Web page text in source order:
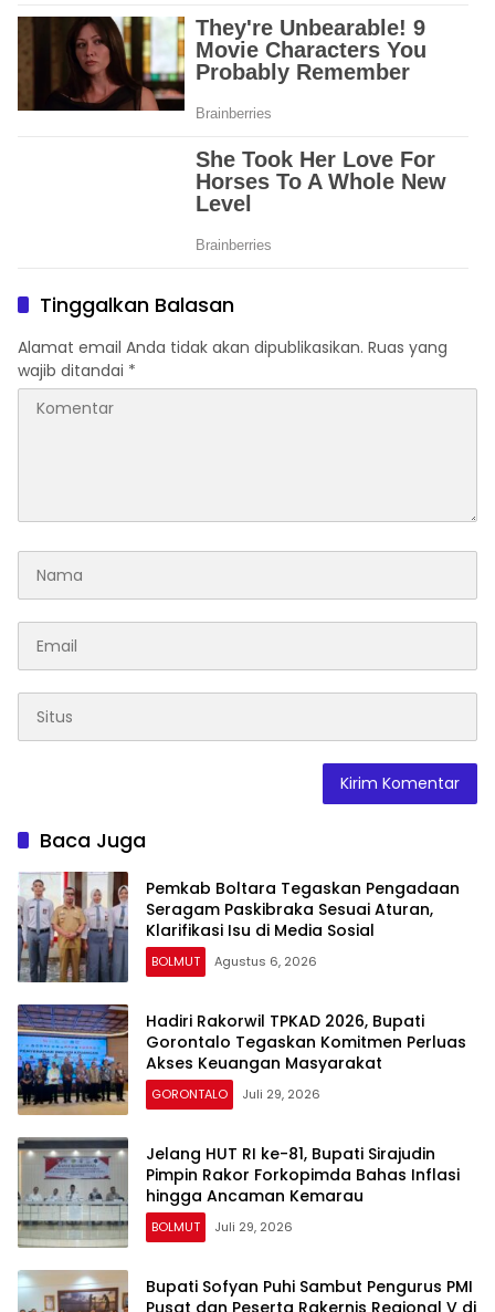
Tinggalkan Balasan
Alamat email Anda tidak akan dipublikasikan. Ruas yang
wajib ditandai *
Baca Juga
Pemkab Boltara Tegaskan Pengadaan
Seragam Paskibraka Sesuai Aturan,
Klarifikasi Isu di Media Sosial
BOLMUT Agustus 6, 2026
Hadiri Rakorwil TPKAD 2026, Bupati
Gorontalo Tegaskan Komitmen Perluas
Akses Keuangan Masyarakat
GORONTALO Juli 29, 2026
Jelang HUT RI ke-81, Bupati Sirajudin
Pimpin Rakor Forkopimda Bahas Inflasi
hingga Ancaman Kemarau
BOLMUT Juli 29, 2026
Bupati Sofyan Puhi Sambut Pengurus PMI
Pusat dan Peserta Rakernis Regional V di